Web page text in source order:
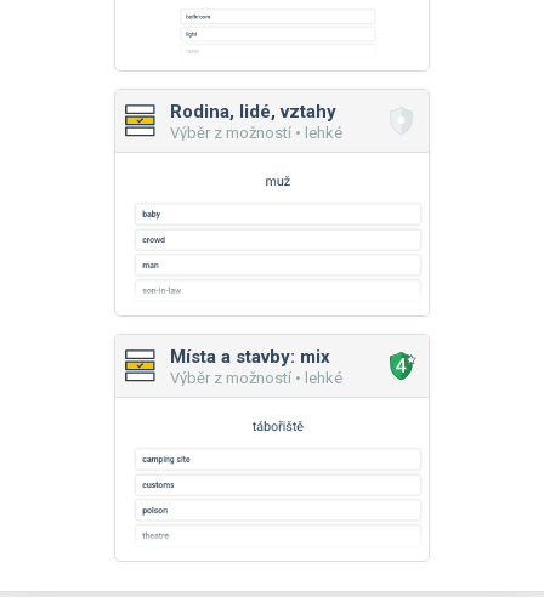
Rodina, lidé, vztahy
Výběr z možností • lehké
Místa a stavby: mix
Výběr z možností • lehké